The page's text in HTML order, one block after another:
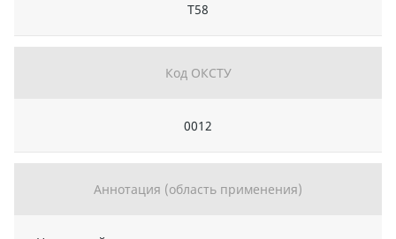
Т58
Код ОКСТУ
0012
Аннотация (область применения)